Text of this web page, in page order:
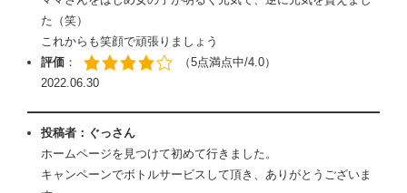
た（笑）
これからも笑顔で頑張りましょう
評価 ：
（5点満点中/4.0）
2022.06.30
投稿者：ぐっさん
ホームページを見つけて初めて行きました。
キャンペーンでボトルサービスして頂き、ありがとうございま